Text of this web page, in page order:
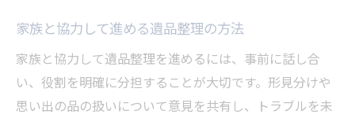
家族と協力して進める遺品整理の方法
家族と協力して遺品整理を進めるには、事前に話し合
い、役割を明確に分担することが大切です。形見分けや
思い出の品の扱いについて意見を共有し、トラブルを未